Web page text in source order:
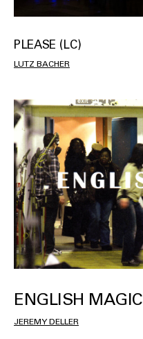
PLEASE (LC)
LUTZ BACHER
ENGLISH MAGIC
JEREMY DELLER